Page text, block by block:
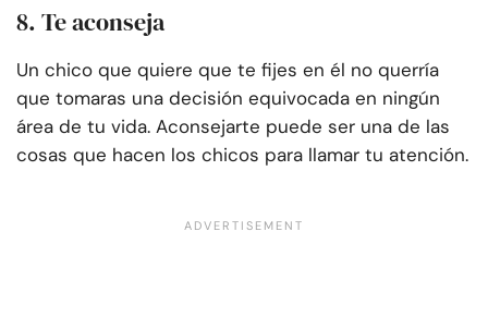
8. Te aconseja
Un chico que quiere que te fijes en él no querría
que tomaras una decisión equivocada en ningún
área de tu vida. Aconsejarte puede ser una de las
cosas que hacen los chicos para llamar tu atención.